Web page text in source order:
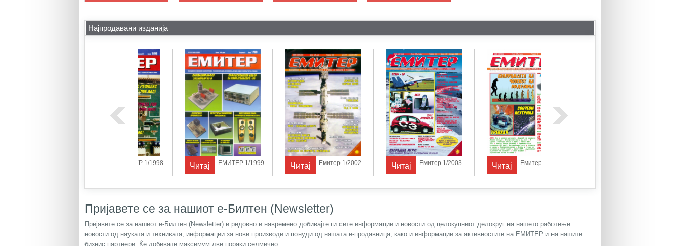
Најпродавани изданија
Читај Емитер 1/2002 Читај Емитер 1/2003 Читај Емитер 1/2004 Читај Емитер 1/2005
Пријавете се за нашиот е-Билтен (Newsletter)
Пријавете се за нашиот е-Билтен (Newsletter) и редовно и навремено добивајте ги сите информации и новости од целокупниот делокруг на нашето работење:
новости од науката и техниката, информации за нови производи и понуди од нашата е-продавница, како и информации за активностите на ЕМИТЕР и на нашите
бизнис партнери. Ќе добивате максимум две пораки седмично.